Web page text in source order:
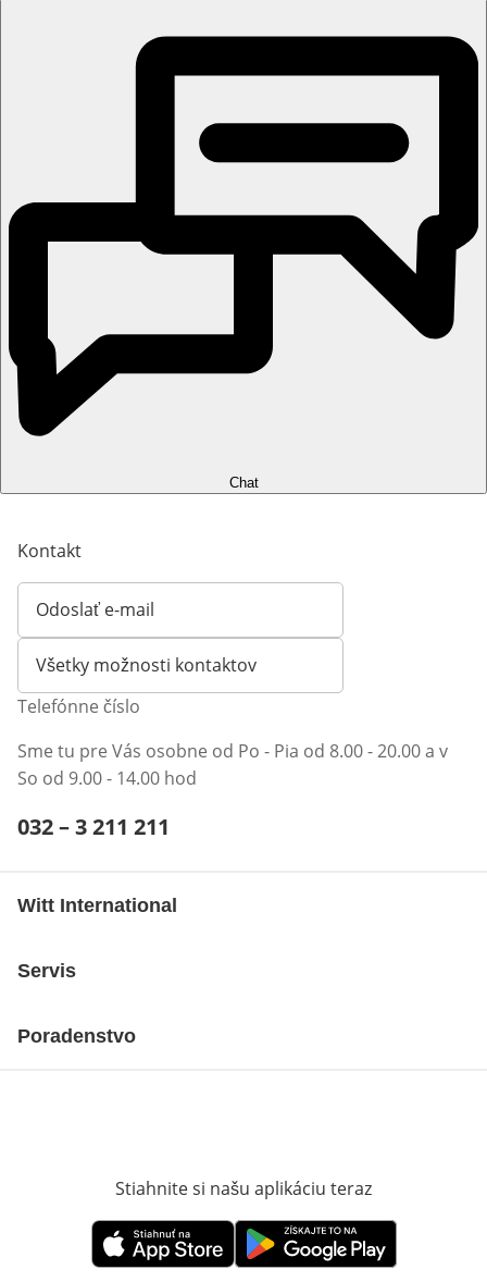
Chat
Kontakt
Odoslať e-mail
Otvorí e-mailového klienta
Všetky možnosti kontaktov
Telefónne číslo
Sme tu pre Vás osobne od Po - Pia od 8.00 - 20.00 a v
So od 9.00 - 14.00 hod
Telefónne číslo:
032 – 3 211 211
Witt International
Servis
Poradenstvo
Stiahnite si našu aplikáciu teraz
Otvorí sa vnovom okneOtvorí sa vnovom okne